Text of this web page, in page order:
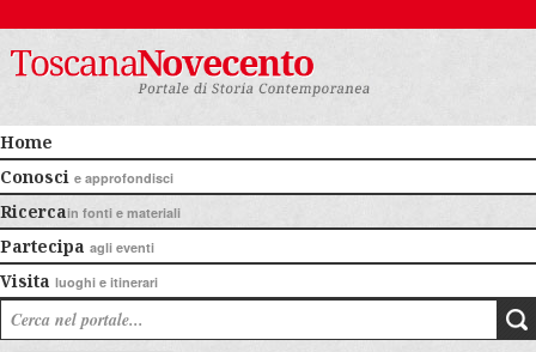
Home
Conosci e approfondisci
Ricercain fonti e materiali
Partecipa agli eventi
Visita luoghi e itinerari